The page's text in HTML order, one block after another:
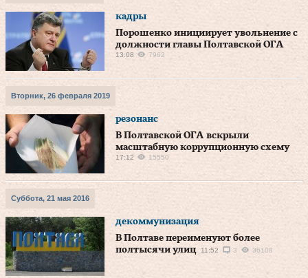
кадры
Порошенко инициирует увольнение с
должности главы Полтавской ОГА
13:08 7962
Вторник, 26 февраля 2019
резонанс
В Полтавской ОГА вскрыли
масштабную коррупционную схему
17:12 15550
Суббота, 21 мая 2016
декоммунизация
В Полтаве переименуют более
полтысячи улиц
11:52 3 36108